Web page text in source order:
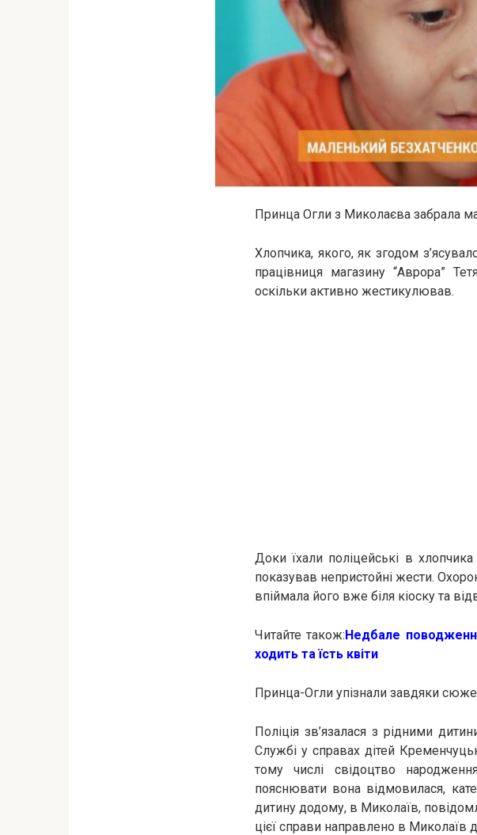
Принца Огли з Миколаєва забрала
Хлопчика, якого, як згодом
працівниця магазину “Аврора”
оскільки активно жестикулював.
Доки їхали поліцейські в хлопчика
показував непристойні жести.
впіймала його вже біля кіоску та
Читайте також:Недбале
ходить та їсть квіти
Принца-Огли упізнали завдяки
Поліція зв’язалася з рідними
Службі у справах дітей
тому числі свідоцтво
пояснювати вона відмовилася,
дитину додому, в Миколаїв,
цієї справи направлено в Миколаїв